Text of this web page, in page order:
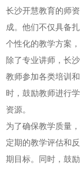
长沙开慧教育的师
成。他们不仅具备
个性化的教学方案
除了专业讲师，长
教师参加各类培训
时，鼓励教师进行
资源。
为了确保教学质量
定期的教学评估和
期目标。同时，鼓